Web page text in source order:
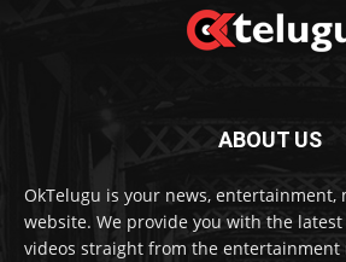
ABOUT US
OkTelugu is your news, entertainment,
website. We provide you with the
videos straight from the entertainment